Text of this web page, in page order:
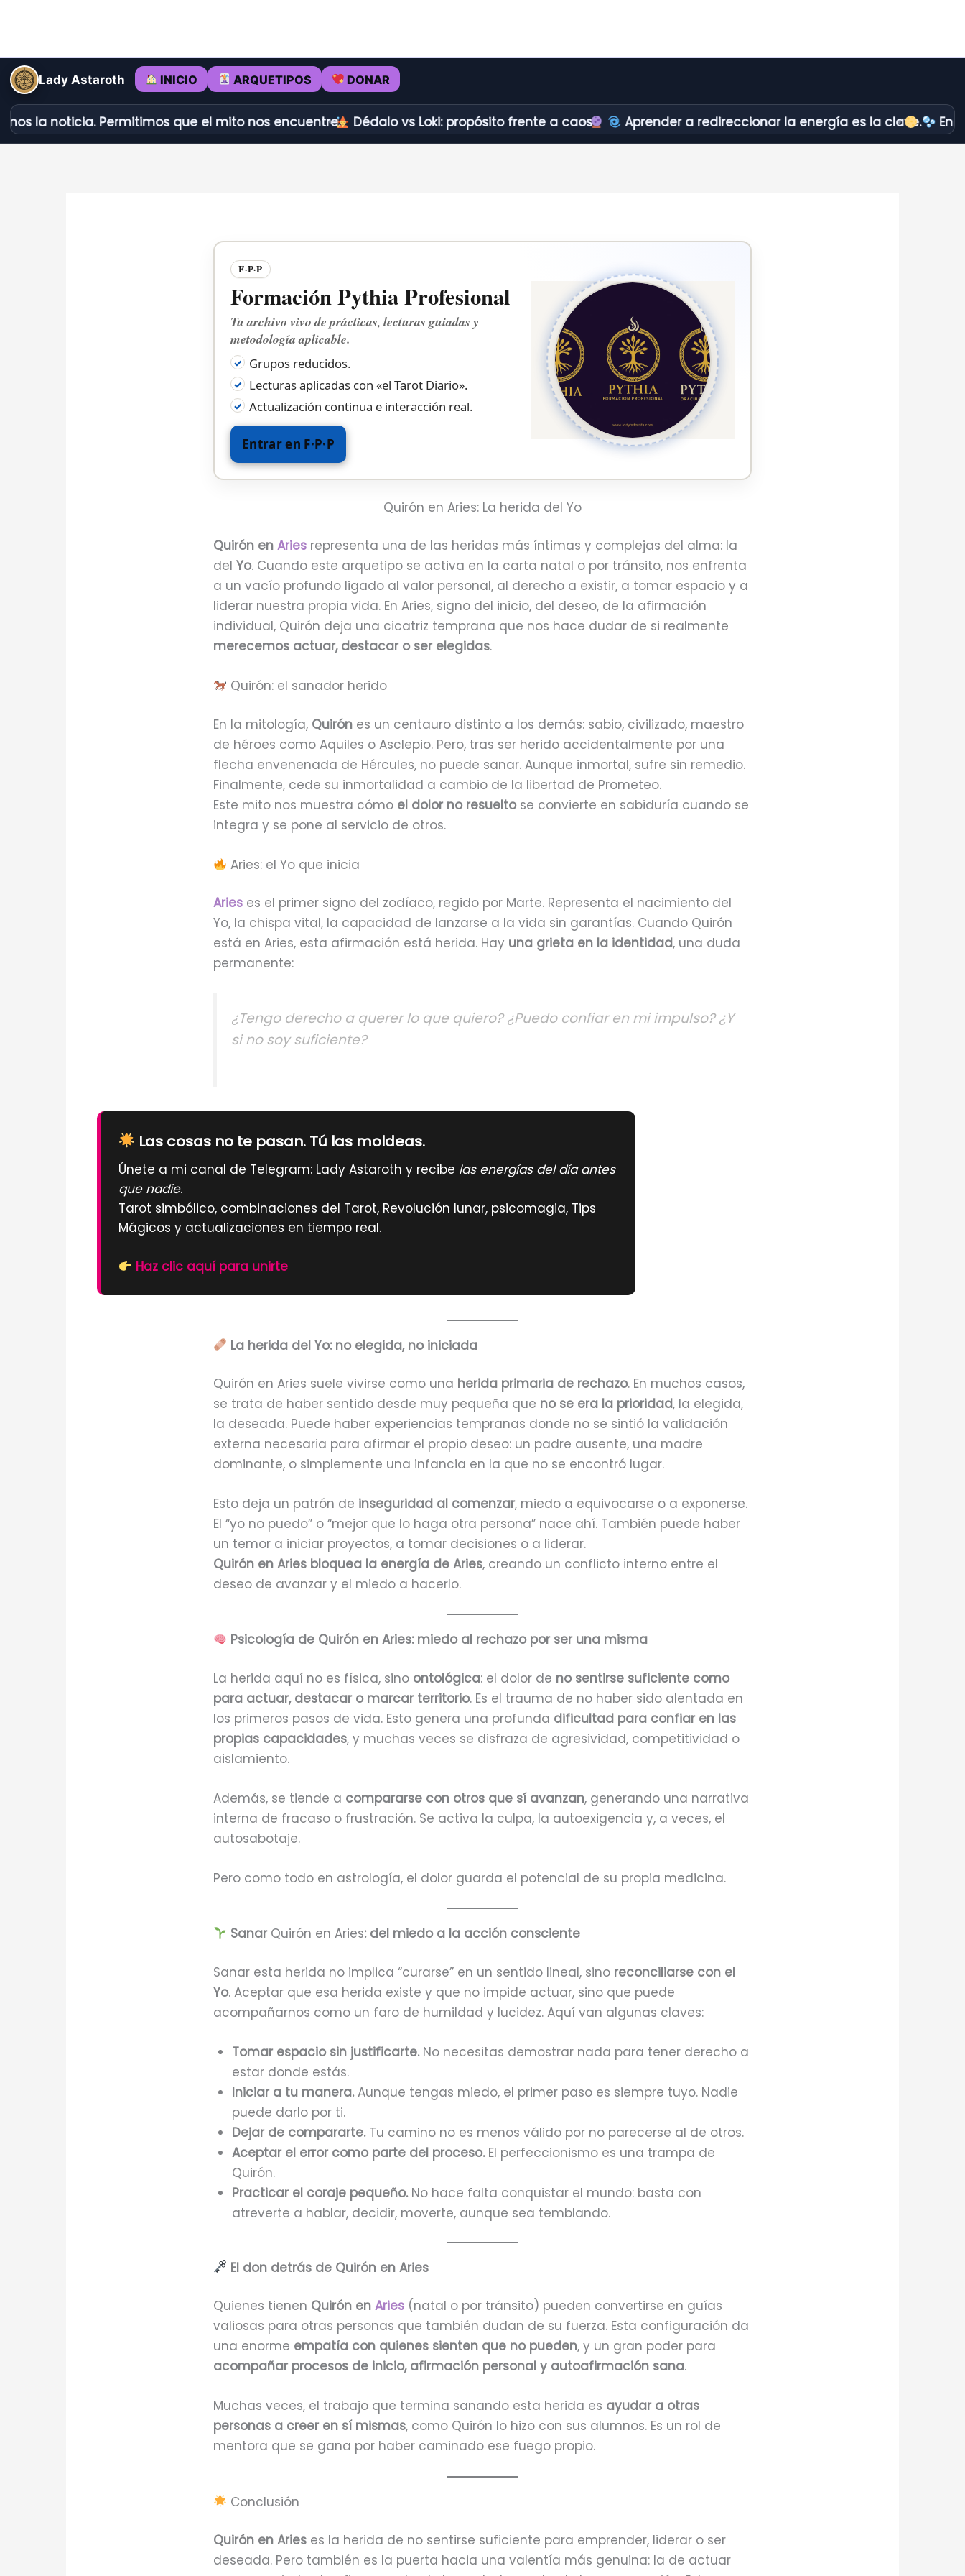
Lady Astaroth INICIO ARQUETIPOS DONAR
noticia. Permitimos que el mito nos encuentre. Dédalo vs Loki: propósito frente a caos. Aprender a redireccionar la energía es la clave. En
F·P·P
Formación Pythia Profesional
Tu archivo vivo de prácticas, lecturas guiadas y
metodología aplicable.
Grupos reducidos.
Lecturas aplicadas con «el Tarot Diario».
Actualización continua e interacción real.
Entrar en F·P·P
Quirón en Aries: La herida del Yo
Quirón en Aries representa una de las heridas más íntimas y complejas del alma: la
del Yo. Cuando este arquetipo se activa en la carta natal o por tránsito, nos enfrenta
a un vacío profundo ligado al valor personal, al derecho a existir, a tomar espacio y a
liderar nuestra propia vida. En Aries, signo del inicio, del deseo, de la afirmación
individual, Quirón deja una cicatriz temprana que nos hace dudar de si realmente
merecemos actuar, destacar o ser elegidas.
Quirón: el sanador herido
En la mitología, Quirón es un centauro distinto a los demás: sabio, civilizado, maestro
de héroes como Aquiles o Asclepio. Pero, tras ser herido accidentalmente por una
flecha envenenada de Hércules, no puede sanar. Aunque inmortal, sufre sin remedio.
Finalmente, cede su inmortalidad a cambio de la libertad de Prometeo.
Este mito nos muestra cómo el dolor no resueltose convierte en sabiduría cuando se
integra y se pone al servicio de otros.
Aries: el Yo que inicia
Aries es el primer signo del zodíaco, regido por Marte. Representa el nacimiento del
Yo, la chispa vital, la capacidad de lanzarse a la vida sin garantías. Cuando Quirón
está en Aries, esta afirmación está herida. Hay una grieta en la identidad, una duda
permanente:
¿Tengo derecho a querer lo que quiero? ¿Puedo confiar en mi impulso? ¿Y
si no soy suficiente?
Las cosas no te pasan. Tú las moldeas.
Únete a mi canal de Telegram: Lady Astaroth y recibe las energías del día antes
que nadie.
Tarot simbólico, combinaciones del Tarot, Revolución lunar, psicomagia, Tips
Mágicos y actualizaciones en tiempo real.
Haz clic aquí para unirte
La herida del Yo: no elegida, no iniciada
Quirón en Aries suele vivirse como una herida primaria de rechazo. En muchos casos,
se trata de haber sentido desde muy pequeña que no se era la prioridad, la elegida,
la deseada. Puede haber experiencias tempranas donde no se sintió la validación
externa necesaria para afirmar el propio deseo: un padre ausente, una madre
dominante, o simplemente una infancia en la que no se encontró lugar.
Esto deja un patrón de inseguridad al comenzar, miedo a equivocarse o a exponerse.
El “yo no puedo” o “mejor que lo haga otra persona” nace ahí. También puede haber
un temor a iniciar proyectos, a tomar decisiones o a liderar.
Quirón en Aries bloquea la energía de Aries, creando un conflicto interno entre el
deseo de avanzar y el miedo a hacerlo.
Psicología de Quirón en Aries: miedo al rechazo por ser una misma
La herida aquí no es física, sino ontológica: el dolor de no sentirse suficiente como
para actuar, destacar o marcar territorio. Es el trauma de no haber sido alentada en
los primeros pasos de vida. Esto genera una profunda dificultad para confiar en las
propias capacidades, y muchas veces se disfraza de agresividad, competitividad o
aislamiento.
Además, se tiende a compararse con otros que sí avanzan, generando una narrativa
interna de fracaso o frustración. Se activa la culpa, la autoexigencia y, a veces, el
autosabotaje.
Pero como todo en astrología, el dolor guarda el potencial de su propia medicina.
Sanar Quirón en Aries: del miedo a la acción consciente
Sanar esta herida no implica “curarse” en un sentido lineal, sino reconciliarse con el
Yo. Aceptar que esa herida existe y que no impide actuar, sino que puede
acompañarnos como un faro de humildad y lucidez. Aquí van algunas claves:
Tomar espacio sin justificarte.No necesitas demostrar nada para tener derecho a
estar donde estás.
Iniciar a tu manera.Aunque tengas miedo, el primer paso es siempre tuyo. Nadie
puede darlo por ti.
Dejar de compararte.Tu camino no es menos válido por no parecerse al de otros.
Aceptar el error como parte del proceso.El perfeccionismo es una trampa de
Quirón.
Practicar el coraje pequeño.No hace falta conquistar el mundo: basta con
atreverte a hablar, decidir, moverte, aunque sea temblando.
El don detrás de Quirón en Aries
Quienes tienen Quirón en Aries (natal o por tránsito) pueden convertirse en guías
valiosas para otras personas que también dudan de su fuerza. Esta configuración da
una enorme empatía con quienes sienten que no pueden, y un gran poder para
acompañar procesos de inicio, afirmación personal y autoafirmación sana.
Muchas veces, el trabajo que termina sanando esta herida es ayudar a otras
personas a creer en sí mismas, como Quirón lo hizo con sus alumnos. Es un rol de
mentora que se gana por haber caminado ese fuego propio.
Conclusión
Quirón en Aries es la herida de no sentirse suficiente para emprender, liderar o ser
deseada. Pero también es la puerta hacia una valentía más genuina: la de actuar